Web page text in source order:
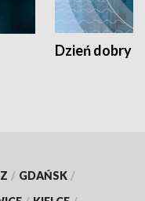
Dzień dobry
/ GDAŃSK /